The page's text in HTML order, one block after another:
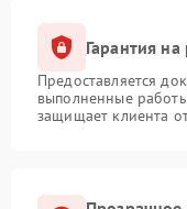
Гарантия
Предоставляется
выполненные
защищает клиента